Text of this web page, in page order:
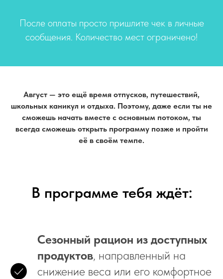
После оплаты просто пришлите чек в личные
сообщения. Количество мест ограничено!
Август — это ещё время отпусков, путешествий,
школьных каникул и отдыха. Поэтому, даже если ты не
сможешь начать вместе с основным потоком, ты
всегда сможешь открыть программу позже и пройти
её в своём темпе.
В программе тебя ждёт:
Сезонный рацион из доступных
продуктов, направленный на
снижение веса или его комфортное